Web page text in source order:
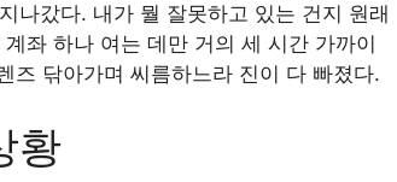
나갔다. 내가 뭘 잘못하고 있는 건지 원래
좌 하나 여는 데만 거의 세 시간 가까이
즈 닦아가며 씨름하느라 진이 다 빠졌다.
황